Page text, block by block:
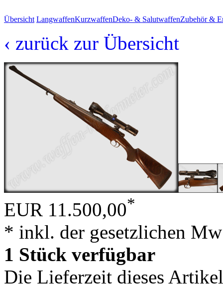
Übersicht LangwaffenKurzwaffenDeko- & SalutwaffenZubehör &
‹ zurück zur Übersicht
EUR 11.500,00*
* inkl. der gesetzlichen
1 Stück verfügbar
Die Lieferzeit dieses